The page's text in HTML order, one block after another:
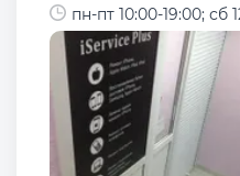
пн-пт 10:00-19:00; сб